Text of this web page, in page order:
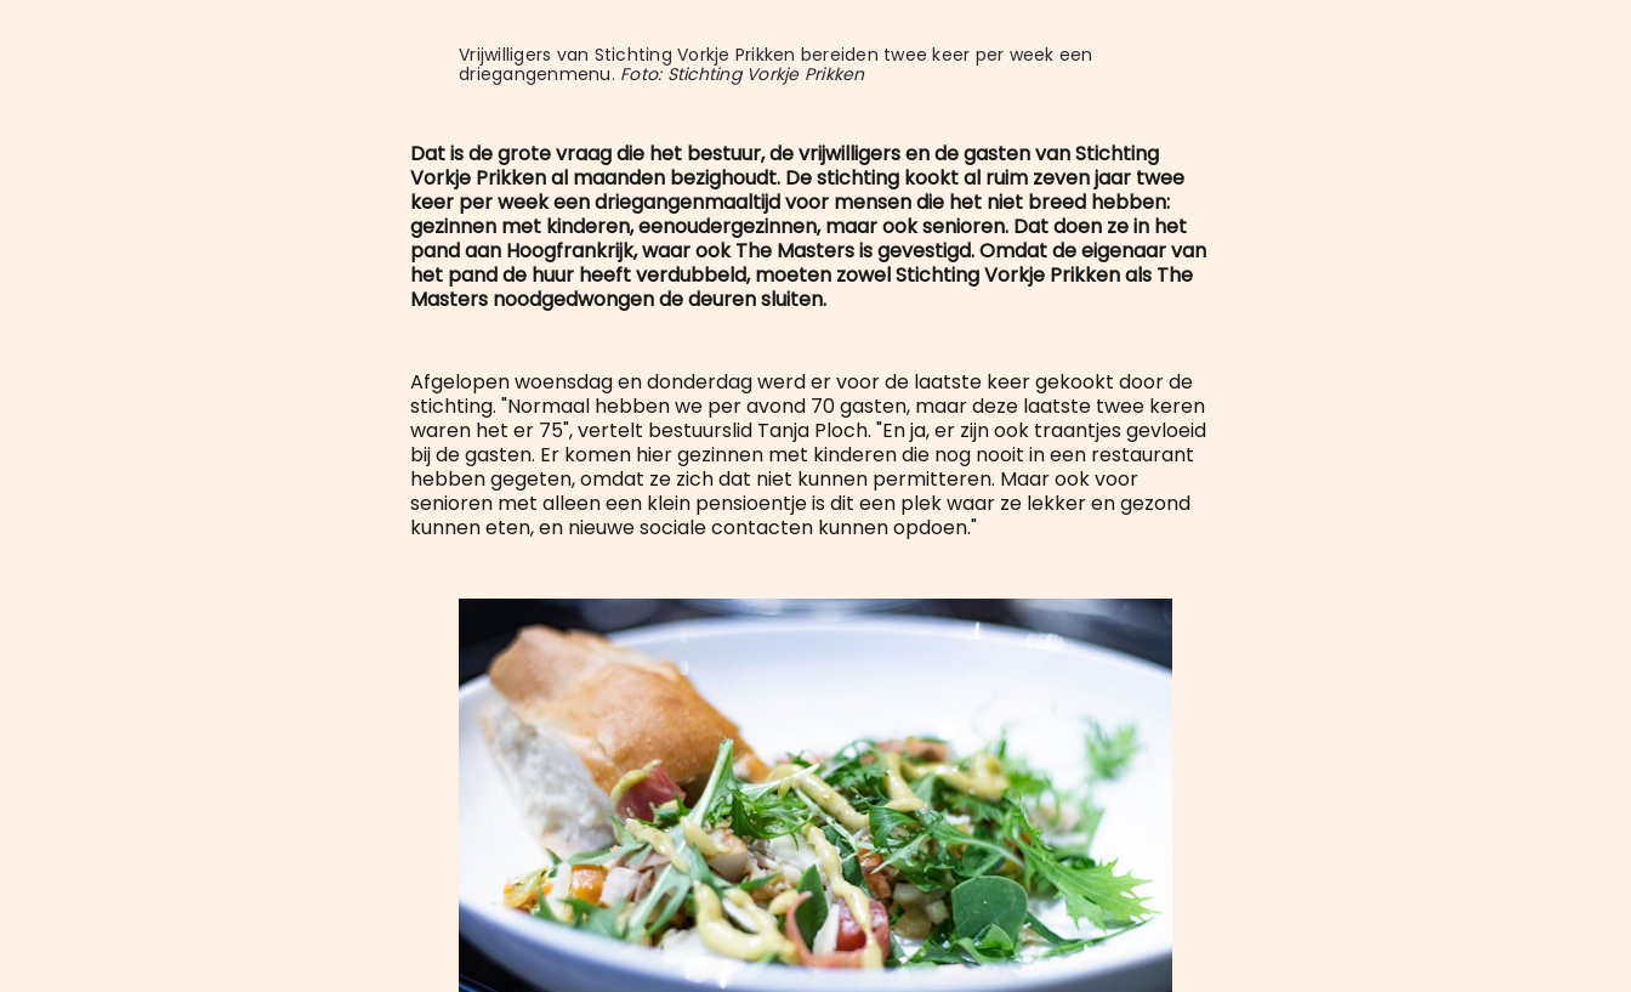
Vrijwilligers van Stichting Vorkje Prikken bereiden twee keer per week een
driegangenmenu. Foto: Stichting Vorkje Prikken
Dat is de grote vraag die het bestuur, de vrijwilligers en de gasten van Stichting
Vorkje Prikken al maanden bezighoudt. De stichting kookt al ruim zeven jaar twee
keer per week een driegangenmaaltijd voor mensen die het niet breed hebben:
gezinnen met kinderen, eenoudergezinnen, maar ook senioren. Dat doen ze in het
pand aan Hoogfrankrijk, waar ook The Masters is gevestigd. Omdat de eigenaar van
het pand de huur heeft verdubbeld, moeten zowel Stichting Vorkje Prikken als The
Masters noodgedwongen de deuren sluiten.
Afgelopen woensdag en donderdag werd er voor de laatste keer gekookt door de
stichting. "Normaal hebben we per avond 70 gasten, maar deze laatste twee keren
waren het er 75", vertelt bestuurslid Tanja Ploch. "En ja, er zijn ook traantjes gevloeid
bij de gasten. Er komen hier gezinnen met kinderen die nog nooit in een restaurant
hebben gegeten, omdat ze zich dat niet kunnen permitteren. Maar ook voor
senioren met alleen een klein pensioentje is dit een plek waar ze lekker en gezond
kunnen eten, en nieuwe sociale contacten kunnen opdoen."